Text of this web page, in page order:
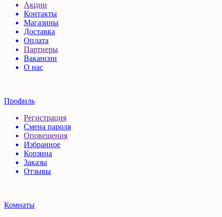
Акции
Контакты
Магазины
Доставка
Оплата
Партнеры
Вакансии
О нас
Профиль
Регистрация
Смена пароля
Оповещения
Избранное
Корзина
Заказы
Отзывы
Комнаты